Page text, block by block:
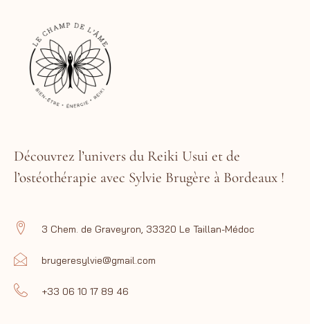
Découvrez l’univers du Reiki Usui et de
l’ostéothérapie avec Sylvie Brugère à Bordeaux !
3 Chem. de Graveyron, 33320 Le Taillan-Médoc
brugeresylvie@gmail.com
+33 06 10 17 89 46